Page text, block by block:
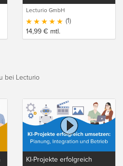
Lecturio GmbH
(1)
14,99 € mtl.
bei Lecturio
KI-Projekte erfolgreich